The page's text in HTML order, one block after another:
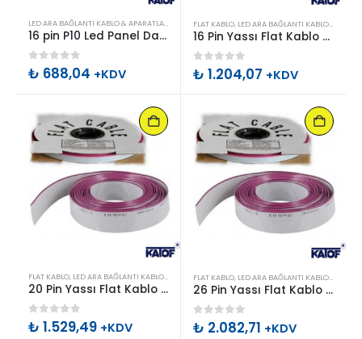
LED ARA BAĞLANTI KABLO & APARATLARI
16 pin P10 Led Panel Data Soketi Dişi+Erkek Takım (100 Takım)
0 out of 5
₺ 688,04 +KDV
FLAT KABLO, LED ARA BAĞLANTI KABLO & APARATLARI
16 Pin Yassı Flat Kablo 28 AWG (76.5 Metre – 1 Rulo)
0 out of 5
₺ 1.204,07 +KDV
FLAT KABLO, LED ARA BAĞLANTI KABLO & APARATLARI
20 Pin Yassı Flat Kablo 28 AWG (76.5 Metre – 1 Rulo)
0 out of 5
₺ 1.529,49 +KDV
FLAT KABLO, LED ARA BAĞLANTI KABLO & APARATLARI
26 Pin Yassı Flat Kablo 28 AWG (76.5 Metre – 1 Rulo)
0 out of 5
₺ 2.082,71 +KDV